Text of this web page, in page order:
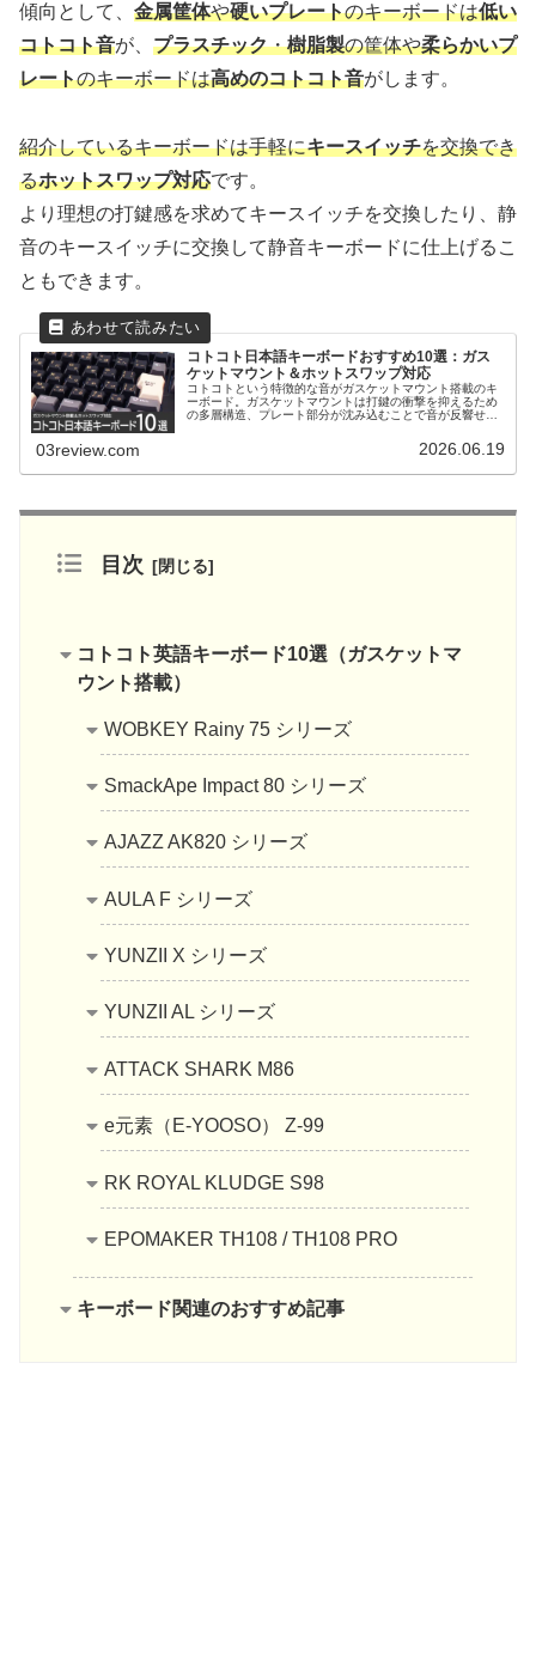
傾向として、 金属筐体や硬いプレートのキーボードは低い
コトコト音が、 プラスチック・樹脂製の筐体や柔らかいプ
レートのキーボードは高めのコトコト音がします。
紹介しているキーボードは手軽にキースイッチを交換でき
るホットスワップ対応です。
より理想の打鍵感を求めてキースイッチを交換したり、静
音のキースイッチに交換して静音キーボードに仕上げるこ
ともできます。
コトコト日本語キーボードおすすめ10選：ガス
ケットマウント＆ホットスワップ対応
コトコトという特徴的な音がガスケットマウント搭載のキ
ーボード。ガスケットマウントは打鍵の衝撃を抑えるため
の多層構造、プレート部分が沈み込むことで音が反響せず
03review.com 2026.06.19
目次
コトコト英語キーボード10選（ガスケットマ
ウント搭載）
WOBKEY Rainy 75 シリーズ
SmackApe Impact 80 シリーズ
AJAZZ AK820 シリーズ
AULA F シリーズ
YUNZII X シリーズ
YUNZII AL シリーズ
ATTACK SHARK M86
e元素（E-YOOSO） Z-99
RK ROYAL KLUDGE S98
EPOMAKER TH108 / TH108 PRO
キーボード関連のおすすめ記事